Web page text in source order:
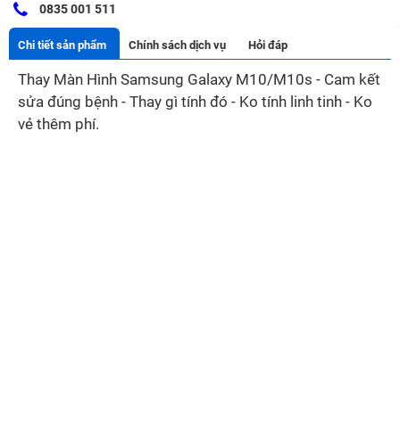
0835 001 511
Chi tiết sản phẩm Chính sách dịch vụ Hỏi đáp
Thay Màn Hình Samsung Galaxy M10/M10s - Cam kết
sửa đúng bệnh - Thay gì tính đó - Ko tính linh tinh - Ko
vẻ thêm phí.